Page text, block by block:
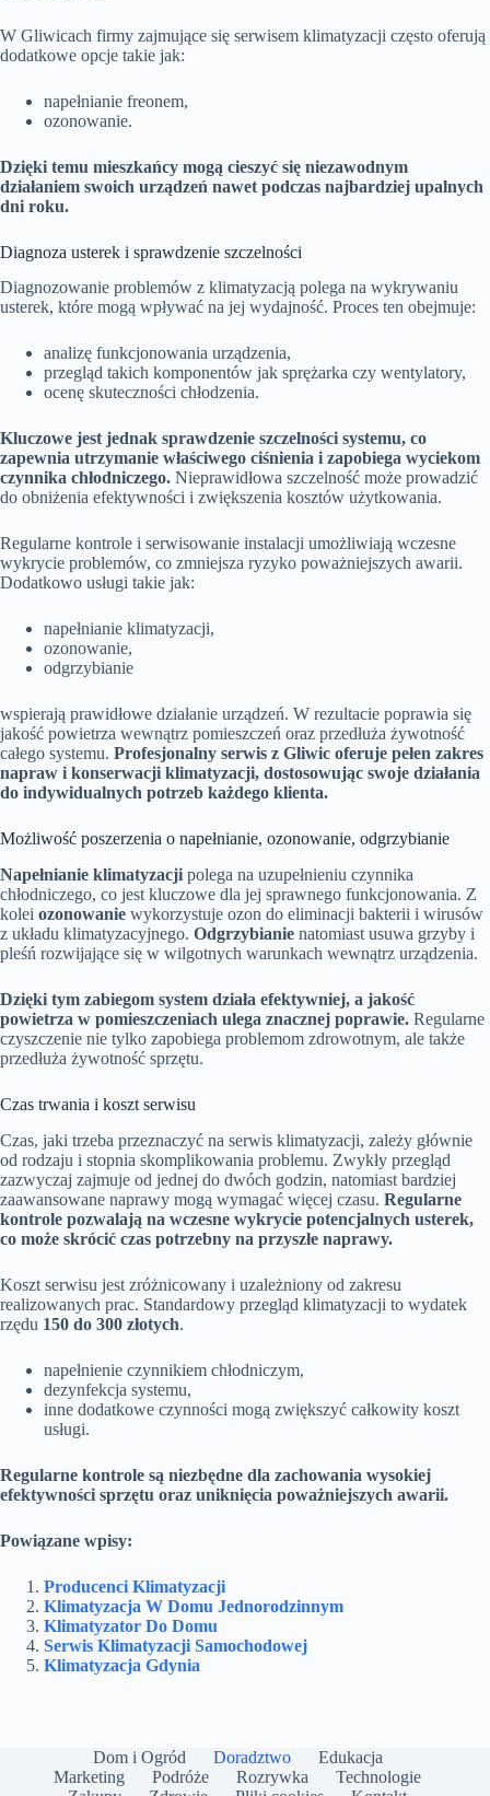
W Gliwicach firmy zajmujące się serwisem klimatyzacji często oferują
dodatkowe opcje takie jak:
napełnianie freonem,
ozonowanie.
Dzięki temu mieszkańcy mogą cieszyć się niezawodnym
działaniem swoich urządzeń nawet podczas najbardziej upalnych
dni roku.
Diagnoza usterek i sprawdzenie szczelności
Diagnozowanie problemów z klimatyzacją polega na wykrywaniu
usterek, które mogą wpływać na jej wydajność. Proces ten obejmuje:
analizę funkcjonowania urządzenia,
przegląd takich komponentów jak sprężarka czy wentylatory,
ocenę skuteczności chłodzenia.
Kluczowe jest jednak sprawdzenie szczelności systemu, co
zapewnia utrzymanie właściwego ciśnienia i zapobiega wyciekom
czynnika chłodniczego. Nieprawidłowa szczelność może prowadzić
do obniżenia efektywności i zwiększenia kosztów użytkowania.
Regularne kontrole i serwisowanie instalacji umożliwiają wczesne
wykrycie problemów, co zmniejsza ryzyko poważniejszych awarii.
Dodatkowo usługi takie jak:
napełnianie klimatyzacji,
ozonowanie,
odgrzybianie
wspierają prawidłowe działanie urządzeń. W rezultacie poprawia się
jakość powietrza wewnątrz pomieszczeń oraz przedłuża żywotność
całego systemu. Profesjonalny serwis z Gliwic oferuje pełen zakres
napraw i konserwacji klimatyzacji, dostosowując swoje działania
do indywidualnych potrzeb każdego klienta.
Możliwość poszerzenia o napełnianie, ozonowanie, odgrzybianie
Napełnianie klimatyzacji polega na uzupełnieniu czynnika
chłodniczego, co jest kluczowe dla jej sprawnego funkcjonowania. Z
kolei ozonowanie wykorzystuje ozon do eliminacji bakterii i wirusów
z układu klimatyzacyjnego. Odgrzybianie natomiast usuwa grzyby i
pleśń rozwijające się w wilgotnych warunkach wewnątrz urządzenia.
Dzięki tym zabiegom system działa efektywniej, a jakość
powietrza w pomieszczeniach ulega znacznej poprawie. Regularne
czyszczenie nie tylko zapobiega problemom zdrowotnym, ale także
przedłuża żywotność sprzętu.
Czas trwania i koszt serwisu
Czas, jaki trzeba przeznaczyć na serwis klimatyzacji, zależy głównie
od rodzaju i stopnia skomplikowania problemu. Zwykły przegląd
zazwyczaj zajmuje od jednej do dwóch godzin, natomiast bardziej
zaawansowane naprawy mogą wymagać więcej czasu. Regularne
kontrole pozwalają na wczesne wykrycie potencjalnych usterek,
co może skrócić czas potrzebny na przyszłe naprawy.
Koszt serwisu jest zróżnicowany i uzależniony od zakresu
realizowanych prac. Standardowy przegląd klimatyzacji to wydatek
rzędu 150 do 300 złotych.
napełnienie czynnikiem chłodniczym,
dezynfekcja systemu,
inne dodatkowe czynności mogą zwiększyć całkowity koszt
usługi.
Regularne kontrole są niezbędne dla zachowania wysokiej
efektywności sprzętu oraz uniknięcia poważniejszych awarii.
Powiązane wpisy:
Producenci Klimatyzacji
Klimatyzacja W Domu Jednorodzinnym
Klimatyzator Do Domu
Serwis Klimatyzacji Samochodowej
Klimatyzacja Gdynia
Dom i Ogród Doradztwo
Edukacja
Marketing
Podróże Rozrywka
Technologie